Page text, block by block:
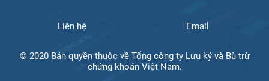
Liên hệ Email
© 2020 Bản quyền thuộc về Tổng công ty Lưu ký và Bù trừ
chứng khoán Việt Nam.